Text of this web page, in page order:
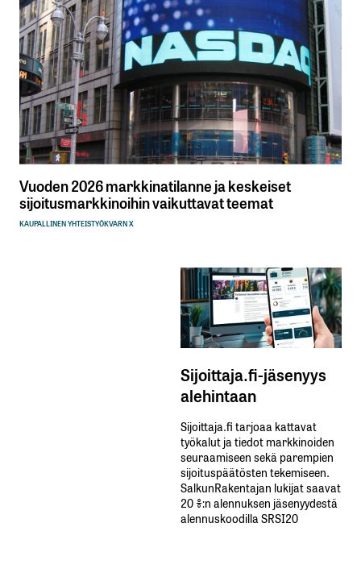
Vuoden 2026 markkinatilanne ja keskeiset
sijoitusmarkkinoihin vaikuttavat teemat
KAUPALLINEN YHTEISTYÖKVARN X
Sijoittaja.fi-jäsenyys
alehintaan
Sijoittaja.fi tarjoaa kattavat
työkalut ja tiedot markkinoiden
seuraamiseen sekä parempien
sijoituspäätösten tekemiseen.
SalkunRakentajan lukijat saavat
20 %:n alennuksen jäsenyydestä
alennuskoodilla SRSI20